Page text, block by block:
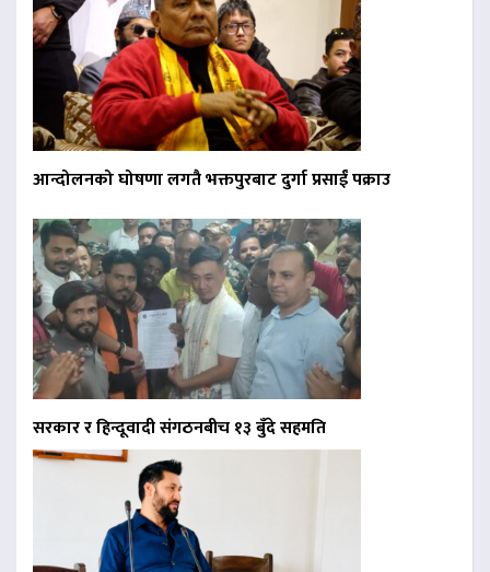
आन्दोलनको घोषणा लगतै भक्तपुरबाट दुर्गा प्रसाईं पक्राउ
सरकार र हिन्दूवादी संगठनबीच १३ बुँदे सहमति